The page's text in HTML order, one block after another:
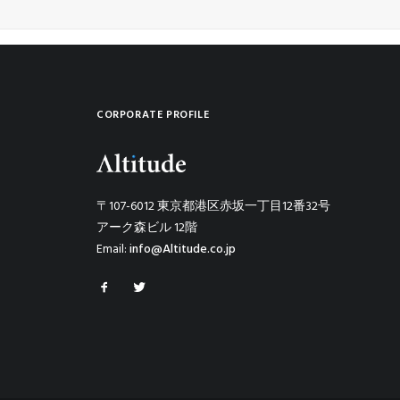
CORPORATE PROFILE
〒107-6012 東京都港区赤坂一丁目12番32号
アーク森ビル 12階
Email:info@Altitude.co.jp